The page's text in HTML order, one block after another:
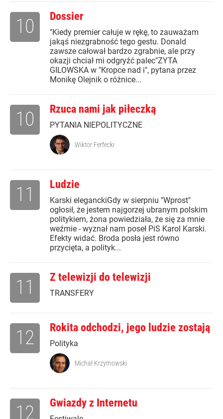
Dossier
"Kiedy premier całuje w rękę, to zauważam
jakąś niezgrabność tego gestu. Donald
zawsze całował bardzo zgrabnie, ale przy
okazji chciał mi odgryźć palec"ZYTA
GILOWSKA w "Kropce nad i", pytana przez
Monikę Olejnik o różnice...
10
Rzuca nami jak piłeczką
PYTANIA NIEPOLITYCZNE
10
Wiktor Ferfecki
Ludzie
Karski eleganckiGdy w sierpniu "Wprost"
ogłosił, że jestem najgorzej ubranym polskim
politykiem, żona powiedziała, że się za mnie
weźmie - wyznał nam poseł PiS Karol Karski.
Efekty widać. Broda posła jest równo
przycięta, a polityk...
11
Z telewizji do telewizji
TRANSFERY
11
Rokita odchodzi, jego ludzie zostają
Polityka
12
Michał Krzymowski
Gwiazdy z Internetu
12